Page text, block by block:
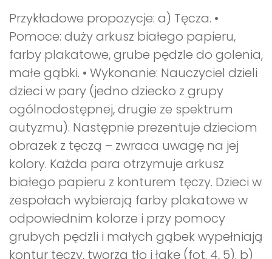
Przykładowe propozycje: a) Tęcza. •
Pomoce: duży arkusz białego papieru,
farby plakatowe, grube pędzle do golenia,
małe gąbki. • Wykonanie: Nauczyciel dzieli
dzieci w pary (jedno dziecko z grupy
ogólnodostępnej, drugie ze spektrum
autyzmu). Następnie prezentuje dzieciom
obrazek z tęczą – zwraca uwagę na jej
kolory. Każda para otrzymuje arkusz
białego papieru z konturem tęczy. Dzieci w
zespołach wybierają farby plakatowe w
odpowiednim kolorze i przy pomocy
grubych pędzli i małych gąbek wypełniają
kontur tęczy, tworzą tło i łąkę (fot. 4, 5). b)